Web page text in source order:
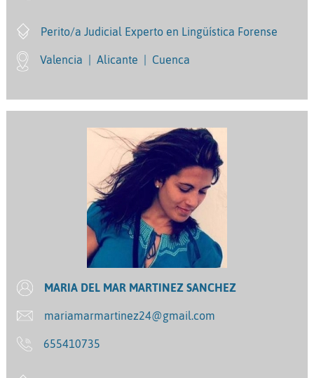
Perito/a Judicial Experto en Lingüística Forense
Valencia Alicante Cuenca
MARIA DEL MAR MARTINEZ SANCHEZ
mariamarmartinez24@gmail.com
655410735